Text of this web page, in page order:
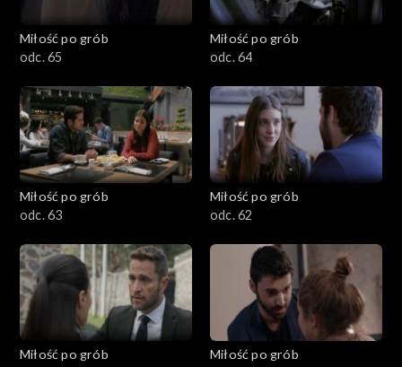
Miłość po grób
odc. 65
Miłość po grób
odc. 64
Miłość po grób
odc. 63
Miłość po grób
odc. 62
Miłość po grób
Miłość po grób